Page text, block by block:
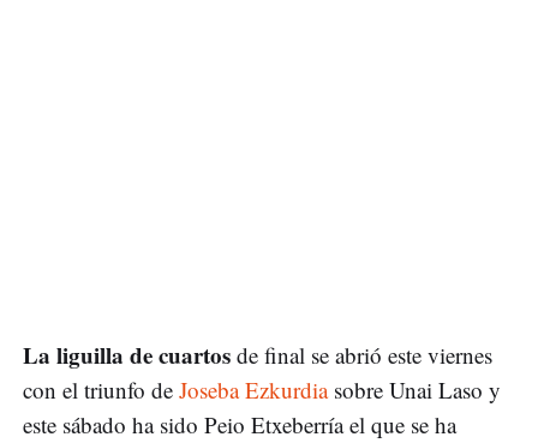
La liguilla de cuartos de final se abrió este viernes
con el triunfo de Joseba Ezkurdiasobre Unai Laso y
este sábado ha sido Peio Etxeberría el que se ha